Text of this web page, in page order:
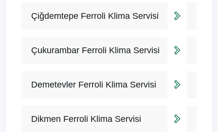
Çiğdemtepe Ferroli Klima Servisi
Çukurambar Ferroli Klima Servisi
Demetevler Ferroli Klima Servisi
Dikmen Ferroli Klima Servisi